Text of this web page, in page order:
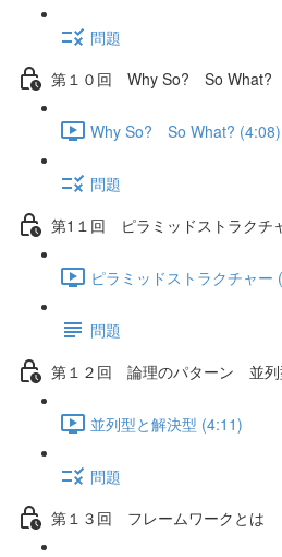
問題
第１０回 Why So? So What?
Why So? So What? (4:08)
問題
第1１回 ピラミッドストラクチ
ピラミッドストラクチャー
問題
第１２回 論理のパターン 並列
並列型と解決型 (4:11)
問題
第１３回 フレームワークとは